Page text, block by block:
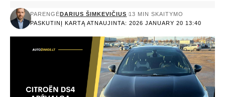
PASKUTINĮ KARTĄ ATNAUJINTA: 2026 JANUARY 20 13:40
PARENGĖ DARIUS ŠIMKEVIČIUS 13 MIN SKAITYMO